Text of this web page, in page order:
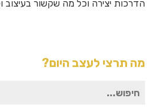
הדרכות יצירה וכל מה שקשור בעיצוב
מה תרצי לעצב היום?
חיפוש